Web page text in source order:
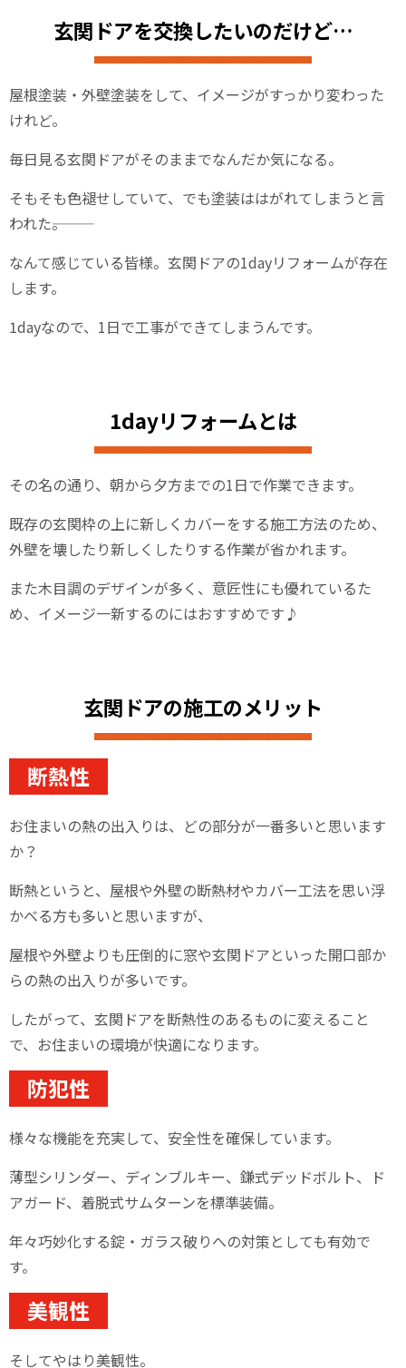
玄関ドアを交換したいのだけど…
屋根塗装・外壁塗装をして、イメージがすっかり変わった
けれど。
毎日見る玄関ドアがそのままでなんだか気になる。
そもそも色褪せしていて、でも塗装ははがれてしまうと言
われた―――。
なんて感じている皆様。玄関ドアの1dayリフォームが存在
します。
1dayなので、1日で工事ができてしまうんです。
1dayリフォームとは
その名の通り、朝から夕方までの1日で作業できます。
既存の玄関枠の上に新しくカバーをする施工方法のため、
外壁を壊したり新しくしたりする作業が省かれます。
また木目調のデザインが多く、意匠性にも優れているた
め、イメージ一新するのにはおすすめです♪
玄関ドアの施工のメリット
断熱性
お住まいの熱の出入りは、どの部分が一番多いと思います
か？
断熱というと、屋根や外壁の断熱材やカバー工法を思い浮
かべる方も多いと思いますが、
屋根や外壁よりも圧倒的に窓や玄関ドアといった開口部か
らの熱の出入りが多いです。
したがって、玄関ドアを断熱性のあるものに変えること
で、お住まいの環境が快適になります。
防犯性
様々な機能を充実して、安全性を確保しています。
薄型シリンダー、ディンブルキー、鎌式デッドボルト、ド
アガード、着脱式サムターンを標準装備。
年々巧妙化する錠・ガラス破りへの対策としても有効で
す。
美観性
そしてやはり美観性。